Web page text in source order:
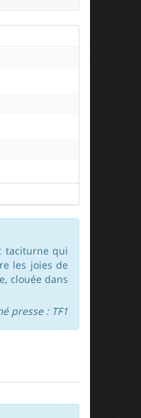
taciturne qui
les joies de
clouée dans
presse : TF1